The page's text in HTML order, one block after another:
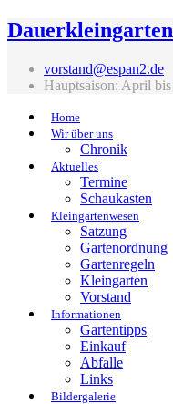
vorstand@espan2.de
Hauptsaison: April
Home
Wir über uns
Chronik
Aktuelles
Termine
Schaukasten
Kleingartenwesen
Satzung
Gartenordnung
Gartenregeln
Kleingarten
Vorstand
Informationen
Gartentipps
Einkauf
Abfalle
Links
Bildergalerie